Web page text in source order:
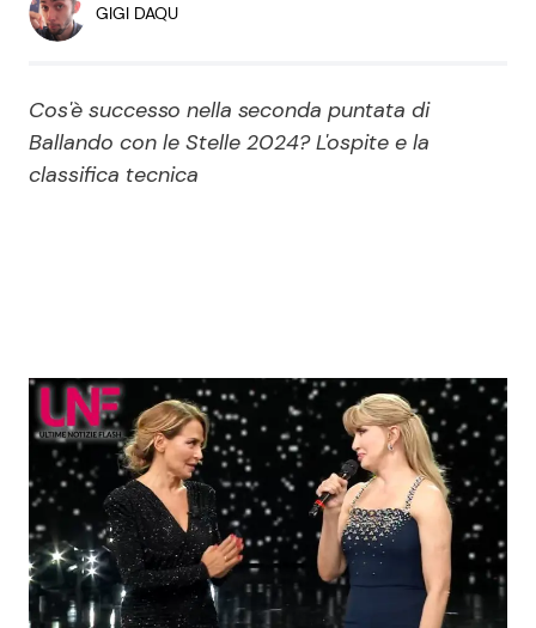
Persone Scomparse
Politica Reality e Talent
News Musica
News Spettacolo
Benessere
Casa
Cucina e Ricette
Consigli di Cucina
GIGI DAQU
Cos'è successo nella seconda puntata di
Ballando con le Stelle 2024? L'ospite e la
classifica tecnica